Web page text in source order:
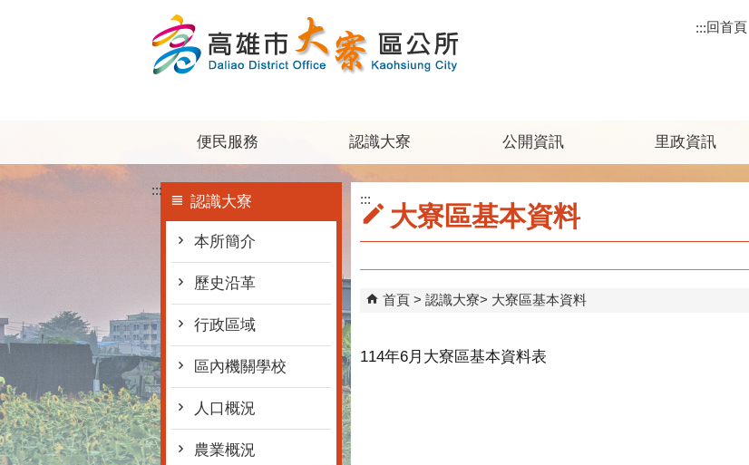
:::回首頁
便民服務 認識大寮 公開資訊 里政資訊
:::
認識大寮
本所簡介
歷史沿革
行政區域
區內機關學校
人口概況
農業概況
:::
大寮區基本資料
首頁 認識大寮 大寮區基本資料
114年6月大寮區基本資料表